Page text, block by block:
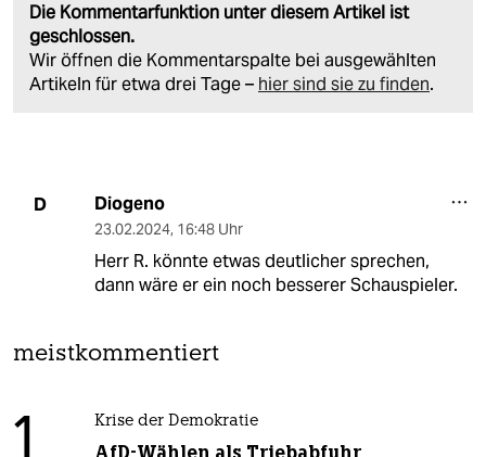
Die Kommentarfunktion unter diesem Artikel ist
geschlossen.
Wir öffnen die Kommentarspalte bei ausgewählten
Artikeln für etwa drei Tage – hier sind sie zu finden.
D Diogeno
23.02.2024, 16:48 Uhr
Herr R. könnte etwas deutlicher sprechen,
dann wäre er ein noch besserer Schauspieler.
meistkommentiert
Krise der Demokratie